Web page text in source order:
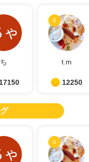
ち
17150
6
t.m
12250
6